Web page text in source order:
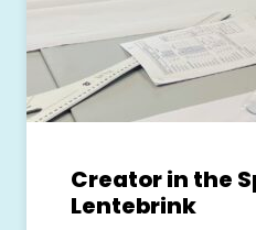
Creator in the
Lentebrink